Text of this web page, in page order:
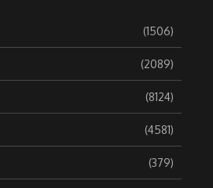
(1506)
(2089)
(8124)
(4581)
(379)